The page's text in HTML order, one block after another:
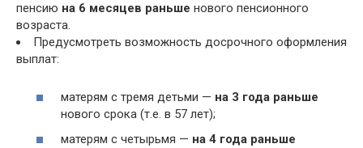
пенсию на 6 месяцев раньше нового пенсионного
возраста.
Предусмотреть возможность досрочного оформления
выплат:
матерям с тремя детьми — на 3 года раньше
нового срока (т.е. в 57 лет);
матерям с четырьмя — на 4 года раньше